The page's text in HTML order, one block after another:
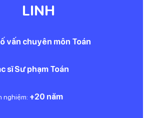
LINH
vấn chuyên môn Toán
sĩ Sư phạm Toán
nghiệm: +20 năm